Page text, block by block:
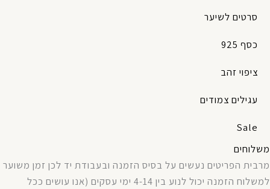
סרטים לשיער
כסף 925
ציפוי זהב
עגילים צמודים
Sale
משלוחים
מרבית הפריטים נעשים על בסיס הזמנה ובעבודת יד לכן זמן משוער
למשלוח הזמנה יכול לנוע בין ימי עסקים (אנו עושים ככל